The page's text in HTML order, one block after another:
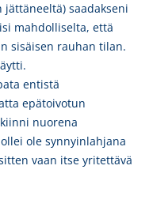
saadakseni
mahdolliselta, että
sisäisen rauhan tilan.
entistä
epätoivotun
nuorena
ole synnyinlahjana
vaan itse yritettävä